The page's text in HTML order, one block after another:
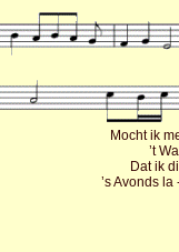
Mocht ik
’t
Dat ik
’s Avonds la